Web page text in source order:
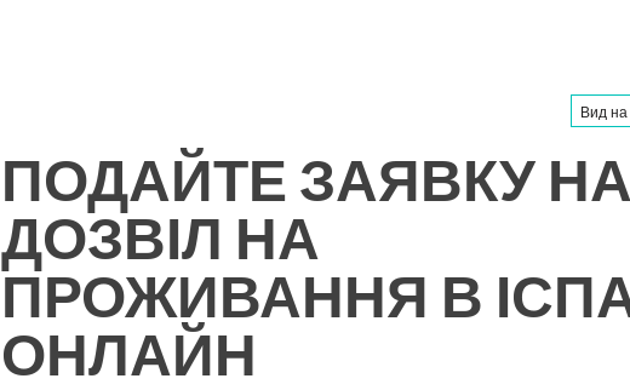
Вид
ПОДАЙТЕ ЗАЯВКУ
ДОЗВІЛ НА
ПРОЖИВАННЯ В
ОНЛАЙН